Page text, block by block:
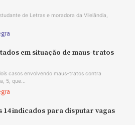
de Letras e moradora da Vilelândia,
em situação de maus-tratos
casos envolvendo maus-tratos contra
5, que...
14 indicados para disputar vagas